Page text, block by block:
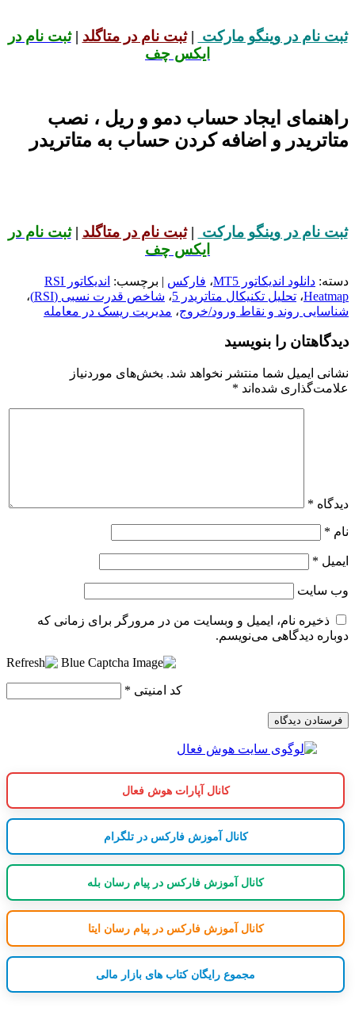
ثبت نام در وینگو مارکت |ثبت نام در متاگلد |ثبت نام در
ایکس چف
راهنمای ایجاد حساب دمو و ریل ، نصب
متاتریدر و اضافه کردن حساب به متاتریدر
ثبت نام در وینگو مارکت |ثبت نام در متاگلد |ثبت نام در
ایکس چف
دسته: دانلود اندیکاتور MT5 ، فارکس | برچسب:
اندیکاتور RSI
Heatmap، تحلیل تکنیکال متاتریدر 5 ، شاخص قدرت نسبی (RSI)
،
شناسایی روند و نقاط ورود/خروج، مدیریت ریسک در معامله
دیدگاهتان را بنویسید
نشانی ایمیل شما منتشر نخواهد شد. بخش‌های موردنیاز
علامت‌گذاری شده‌اند *
دیدگاه *
نام *
ایمیل *
وب‌ سایت
ذخیره نام، ایمیل و وبسایت من در مرورگر برای زمانی که
دوباره دیدگاهی می‌نویسم.
کد امنیتی *
کانال آپارات هوش فعال
کانال آموزش فارکس در تلگرام
کانال آموزش فارکس در پیام رسان بله
کانال آموزش فارکس در پیام رسان ایتا
مجموع رایگان کتاب های بازار مالی